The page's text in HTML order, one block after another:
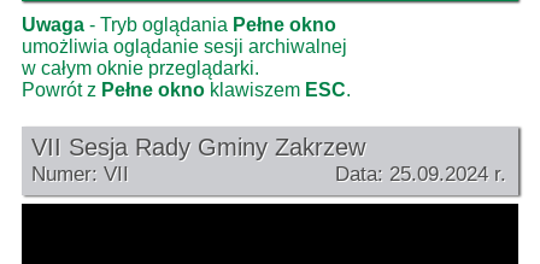
Uwaga - Tryb oglądania Pełne okno
umożliwia oglądanie sesji archiwalnej
w całym oknie przeglądarki.
Powrót z Pełne okno klawiszem ESC.
VII Sesja Rady Gminy Zakrzew
Numer: VII Data: 25.09.2024 r.